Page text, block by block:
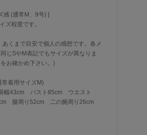
感 (通常M、9号) ]
ズ程度です。
あくまで目安で個人の感想です。各メ
じSやM表記でもサイズが異なりま
お確かめ下さい。)
着用サイズM)
43cm バスト85cm ウエスト
腿周り52cm 二の腕周り26cm